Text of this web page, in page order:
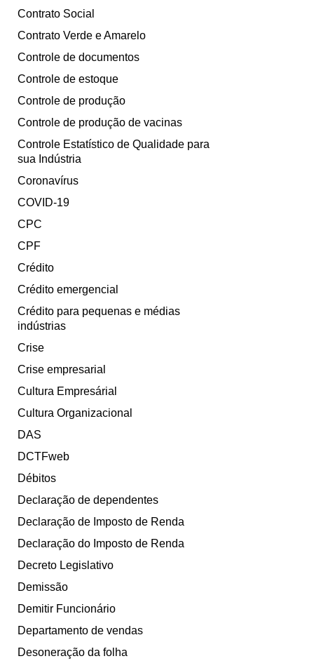
Contrato Social
Contrato Verde e Amarelo
Controle de documentos
Controle de estoque
Controle de produção
Controle de produção de vacinas
Controle Estatístico de Qualidade para
sua Indústria
Coronavírus
COVID-19
CPC
CPF
Crédito
Crédito emergencial
Crédito para pequenas e médias
indústrias
Crise
Crise empresarial
Cultura Empresárial
Cultura Organizacional
DAS
DCTFweb
Débitos
Declaração de dependentes
Declaração de Imposto de Renda
Declaração do Imposto de Renda
Decreto Legislativo
Demissão
Demitir Funcionário
Departamento de vendas
Desoneração da folha